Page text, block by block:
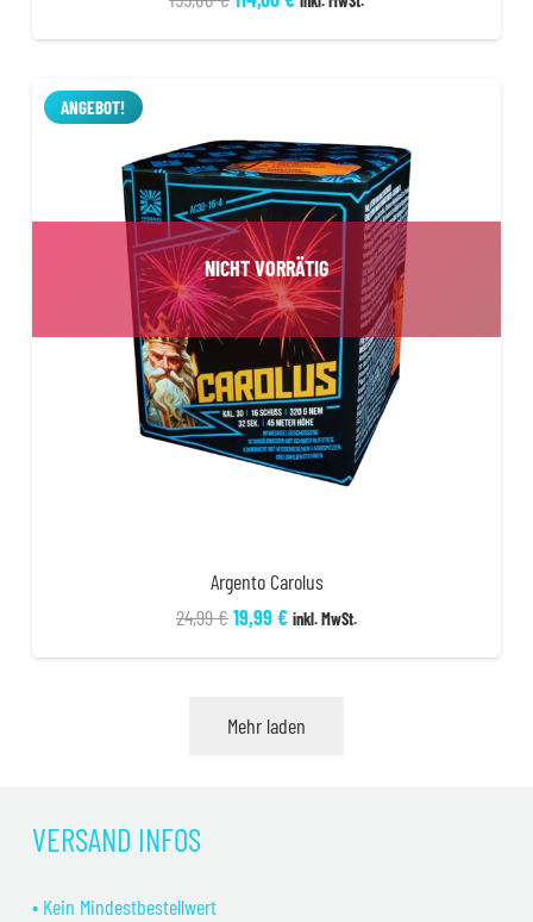
ANGEBOT!
NICHT VORRÄTIG
Argento Carolus
24,99€Ursprünglicher
24,99 €
19,99€Aktueller
inkl. MwSt.
Mehr laden
VERSAND INFOS
• Kein Mindestbestellwert